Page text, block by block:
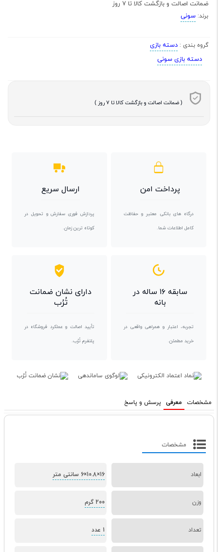
ضمانت اصالت و بازگشت کالا تا 7 روز
برند: سونی
گروه بندی : دسته بازی
دسته بازی سونی
( ضمانت اصالت و بازگشت کالا تا 7 روز )
پرداخت امن
درگاه های بانکی معتبر و حفاظت
کامل اطلاعات شما.
ارسال سریع
پردازش فوری سفارش و تحویل در
کوتاه ترین زمان.
سابقه ۱۶ ساله در
بانه
تجربه، اعتبار و همراهی واقعی در
خرید مطمئن.
دارای نشان ضمانت
تُرُب
تأیید اصالت و عملکرد فروشگاه در
پلتفرم تُرُب.
مشخصات معرفی پرسش و پاسخ
مشخصات
ابعاد 16×10.8×6 سانتی متر
وزن 200 گرم
تعداد 1 عدد